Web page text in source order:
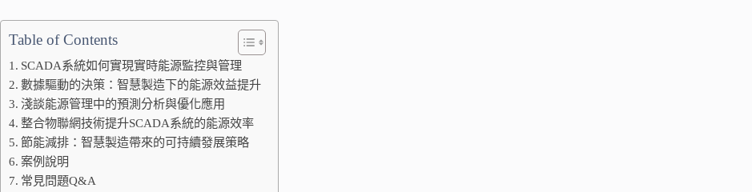
Table of Contents
SCADA系統如何實現實時能源監控與管理
數據驅動的決策：智慧製造下的能源效益提升
淺談能源管理中的預測分析與優化應用
整合物聯網技術提升SCADA系統的能源效率
節能減排：智慧製造帶來的可持續發展策略
案例說明
常見問題Q&A